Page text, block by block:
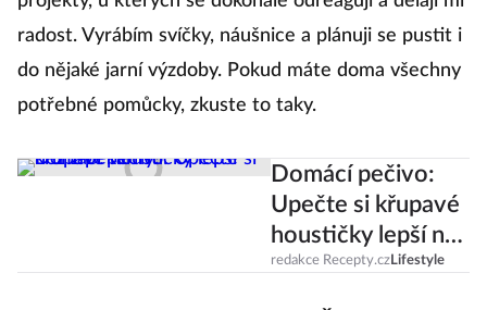
radost. Vyrábím svíčky, náušnice a plánuji se pustit i
do nějaké jarní výzdoby. Pokud máte doma všechny
potřebné pomůcky, zkuste to taky.
Domácí pečivo:
Upečte si křupavé
houstičky lepší než
z pekárny!
redakce Recepty.czLifestyle